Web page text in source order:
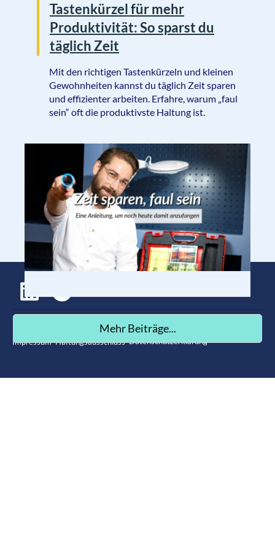
Tastenkürzel für mehr
Produktivität: So sparst du
täglich Zeit
Mit den richtigen Tastenkürzeln und kleinen
Gewohnheiten kannst du täglich Zeit sparen
und effizienter arbeiten. Erfahre, warum „faul
sein“ oft die produktivste Haltung ist.
Mehr Beiträge...
Die Projektmanagement Botschaft
Impressum Haftungsausschluss Datenschutzerklärung